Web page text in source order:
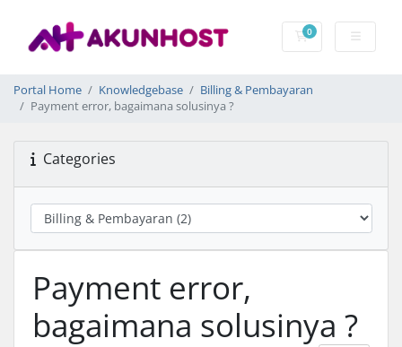
0Shopping Cart
Portal Home Knowledgebase
Billing & Pembayaran
Payment error, bagaimana solusinya ?
Categories
Payment error,
bagaimana solusinya ?